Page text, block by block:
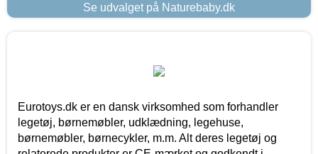
Se udvalget på Naturebaby.dk
Eurotoys.dk er en dansk virksomhed som forhandler
legetøj, børnemøbler, udklædning, legehuse,
børnemøbler, børnecykler, m.m. Alt deres legetøj og